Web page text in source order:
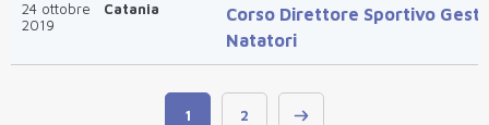
24 ottobre
2019
Catania
Corso Direttore Sportivo
Natatori
1 2